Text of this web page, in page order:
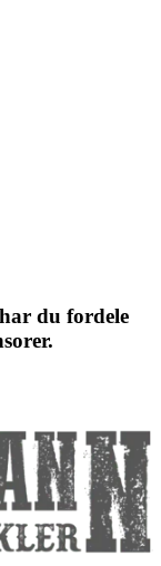
du fordele